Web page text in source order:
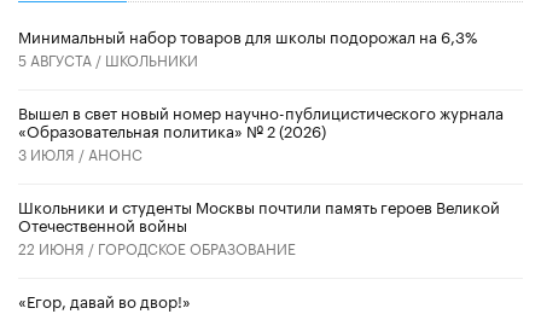
Минимальный набор товаров для школы подорожал на 6,3%
5 АВГУСТА / ШКОЛЬНИКИ
Вышел в свет новый номер научно-публицистического журнала
«Образовательная политика» № 2 (2026)
3 ИЮЛЯ / АНОНС
Школьники и студенты Москвы почтили память героев Великой
Отечественной войны
22 ИЮНЯ / ГОРОДСКОЕ ОБРАЗОВАНИЕ
«Егор, давай во двор!»